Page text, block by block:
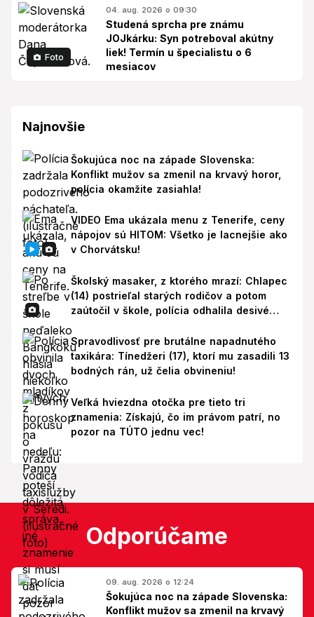
Foto
04. aug. 2026 o 09:30
Studená sprcha pre známu
JOJkárku: Syn potreboval akútny
liek! Termín u špecialistu o 6
mesiacov
Najnovšie
Šokujúca noc na západe Slovenska:
Konflikt mužov sa zmenil na krvavý horor,
polícia okamžite zasiahla!
VIDEO Ema ukázala menu z Tenerife, ceny
nápojov sú HITOM: Všetko je lacnejšie ako
v Chorvátsku!
Školský masaker, z ktorého mrazí: Chlapec
(14) postrieľal starých rodičov a potom
zaútočil v škole, polícia odhalila desivé
Spravodlivosť pre brutálne napadnutého
taxikára: Tínedžeri (17), ktorí mu zasadili 13
bodných rán, už čelia obvineniu!
Veľká hviezdna otočka pre tieto tri
znamenia: Získajú, čo im právom patrí, no
pozor na TÚTO jednu vec!
Odporúčame
09. aug. 2026 o 12:24
Šokujúca noc na západe Slovenska:
Konflikt mužov sa zmenil na krvavý